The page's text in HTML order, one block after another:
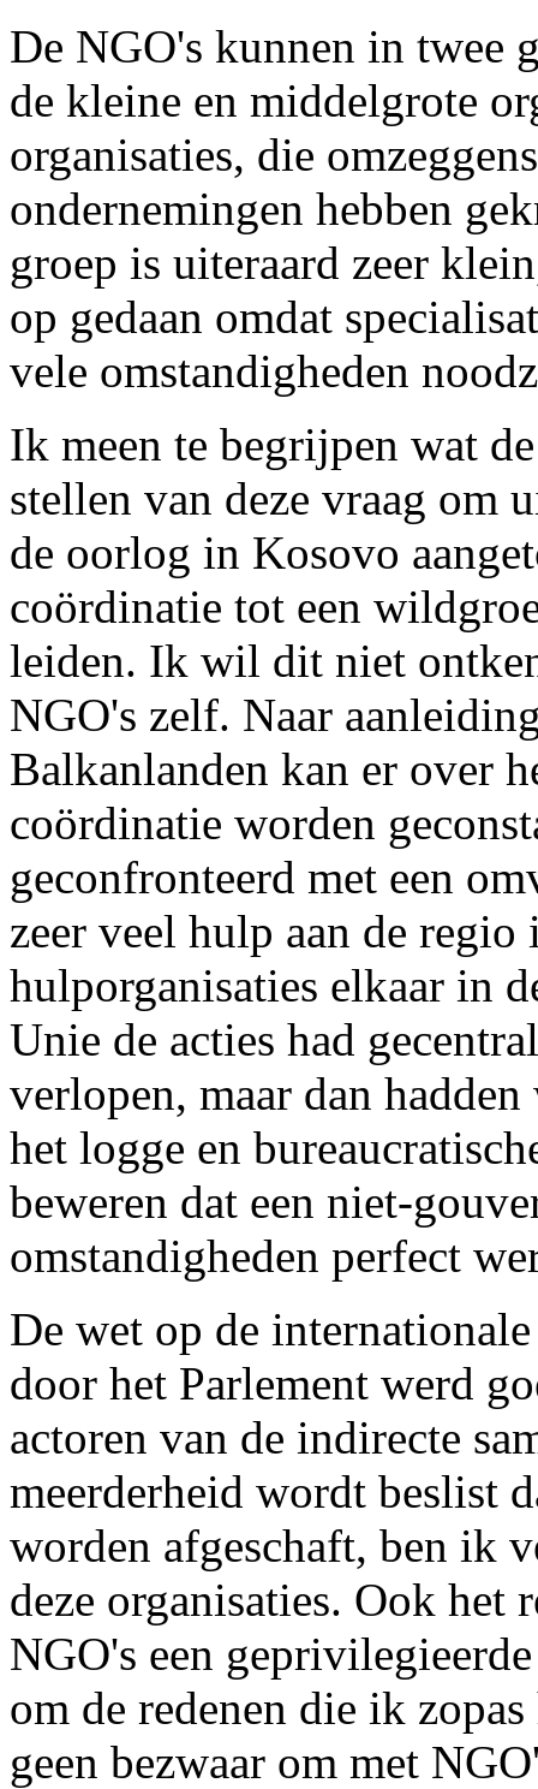
De NGO's kunnen in twee
de kleine en middelgrote
organisaties, die
ondernemingen hebben
groep is uiteraard zeer
op gedaan omdat
vele omstandigheden
Ik meen te begrijpen wat
stellen van deze vraag om
de oorlog in Kosovo
coördinatie tot een
leiden. Ik wil dit niet
NGO's zelf. Naar
Balkanlanden kan er over
coördinatie worden
geconfronteerd met een
zeer veel hulp aan de
hulporganisaties elkaar in
Unie de acties had
verlopen, maar dan
het logge en
beweren dat een niet-
omstandigheden perfect
De wet op de
door het Parlement werd
actoren van de indirecte
meerderheid wordt beslist
worden afgeschaft, ben ik
deze organisaties. Ook het
NGO's een
om de redenen die ik
geen bezwaar om met